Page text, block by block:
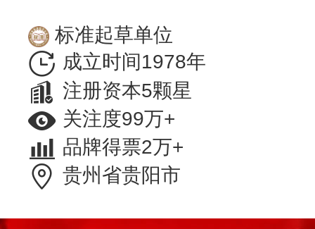
标准起草单位
成立时间1978年
注册资本5颗星
关注度99万+
品牌得票2万+
贵州省贵阳市